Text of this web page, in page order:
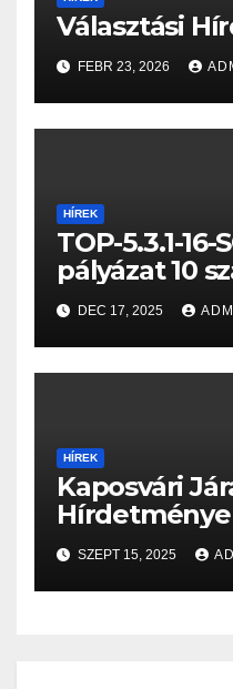
Választási
FEBR 23, 2026
HÍREK
TOP-5.3.1-16-
pályázat 10
fenntartási
DEC 17, 2025
HÍREK
Kaposvári
Hírdetménye
SZEPT 15, 2025